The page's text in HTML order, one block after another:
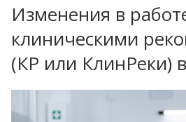
Изменения в
клиническими
(КР или КлинРеки)